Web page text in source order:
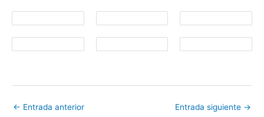
← Entrada anterior Entrada siguiente →